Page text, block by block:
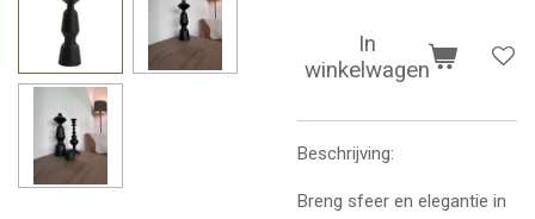
In
winkelwagen
Beschrijving:
Breng sfeer en elegantie in